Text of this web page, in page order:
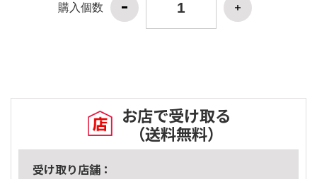
購入個数
お店で受け取る
（送料無料）
受け取り店舗：